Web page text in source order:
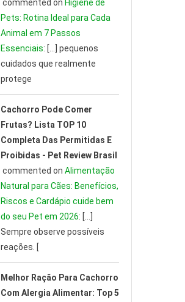
commented on Higiene de
Pets: Rotina Ideal para Cada
Animal em 7 Passos
Essenciais: […] pequenos
cuidados que realmente
protege
Cachorro Pode Comer
Frutas? Lista TOP 10
Completa Das Permitidas E
Proibidas - Pet Review Brasil
commented on Alimentação
Natural para Cães: Benefícios,
Riscos e Cardápio cuide bem
do seu Pet em 2026: […]
Sempre observe possíveis
reações. [
Melhor Ração Para Cachorro
Com Alergia Alimentar: Top 5